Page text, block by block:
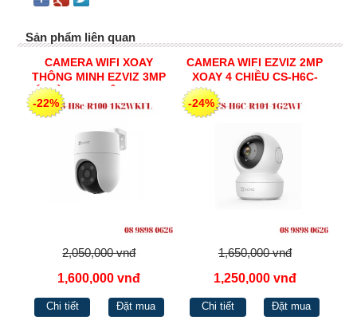
Sản phẩm liên quan
CAMERA WIFI XOAY
THÔNG MINH EZVIZ 3MP
CÓ MÀU BAN ĐÊM CS-H8c-
R100-1K2WKFL
-22%
2,050,000 vnđ
1,600,000 vnđ
Chi tiết Đặt mua
CAMERA WIFI EZVIZ 2MP
XOAY 4 CHIỀU CS-H6C-
-24%
1,650,000 vnđ
1,250,000 vnđ
Chi tiết Đặt mua